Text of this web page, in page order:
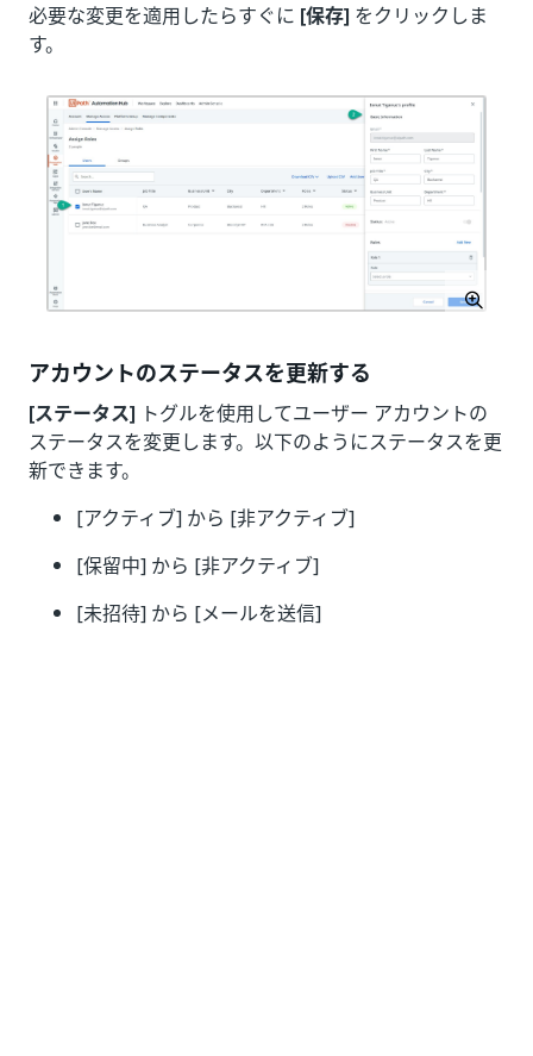
必要な変更を適用したらすぐに [保存] をクリックしま
す。
アカウントのステータスを更新する
[ステータス] トグルを使用してユーザー アカウントの
ステータスを変更します。以下のようにステータスを更
新できます。
[アクティブ] から [非アクティブ]
[保留中] から [非アクティブ]
[未招待] から [メールを送信]